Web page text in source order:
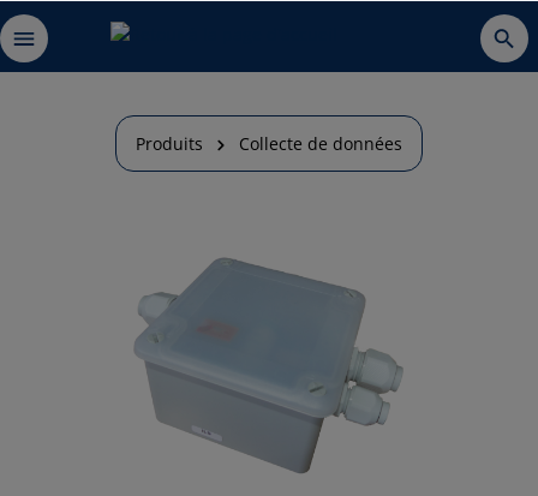
Produits Collecte de données